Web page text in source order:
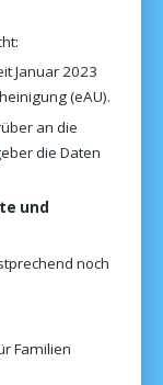
Januar 2023
(eAU).
an die
die Daten
und
noch
Familien